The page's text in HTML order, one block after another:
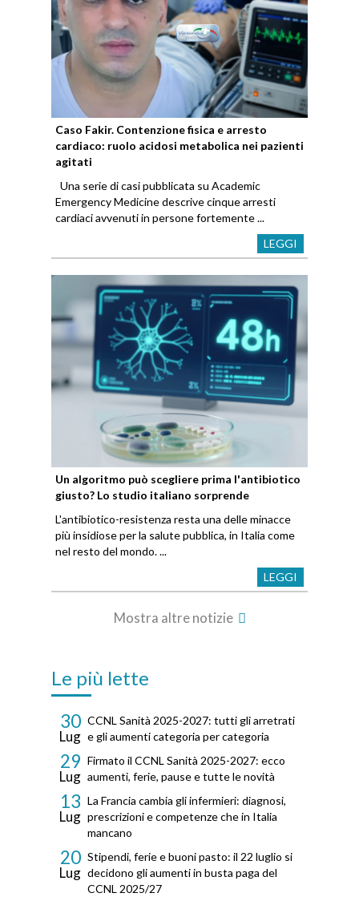
Caso Fakir. Contenzione fisica e arresto
cardiaco: ruolo acidosi metabolica nei pazienti
agitati
Una serie di casi pubblicata su Academic
Emergency Medicine descrive cinque arresti
cardiaci avvenuti in persone fortemente ...
LEGGI
Un algoritmo può scegliere prima l'antibiotico
giusto? Lo studio italiano sorprende
L'antibiotico-resistenza resta una delle minacce
più insidiose per la salute pubblica, in Italia come
nel resto del mondo. ...
LEGGI
Mostra altre notizie
Le più lette
30
Lug
CCNL Sanità 2025-2027: tutti gli arretrati
e gli aumenti categoria per categoria
29
Lug
Firmato il CCNL Sanità 2025-2027: ecco
aumenti, ferie, pause e tutte le novità
13
Lug
La Francia cambia gli infermieri: diagnosi,
prescrizioni e competenze che in Italia
mancano
20
Lug
Stipendi, ferie e buoni pasto: il 22 luglio si
decidono gli aumenti in busta paga del
CCNL 2025/27